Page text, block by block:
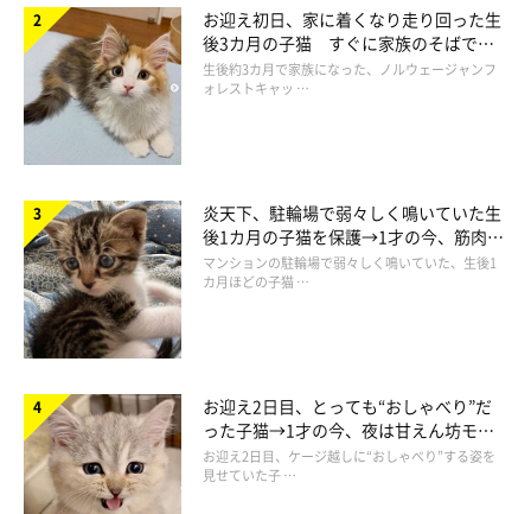
お迎え初日、家に着くなり走り回った生
後3カ月の子猫 すぐに家族のそばで落
ち着く姿に「迎えてよかった」
生後約3カ月で家族になった、ノルウェージャンフ
ォレストキャッ …
炎天下、駐輪場で弱々しく鳴いていた生
後1カ月の子猫を保護→1才の今、筋肉質
でツンデレなコに成長
マンションの駐輪場で弱々しく鳴いていた、生後1
カ月ほどの子猫 …
お迎え2日目、とっても“おしゃべり”だ
った子猫→1才の今、夜は甘えん坊モー
ドになるコに成長！
お迎え2日目、ケージ越しに“おしゃべり”する姿を
見せていた子 …